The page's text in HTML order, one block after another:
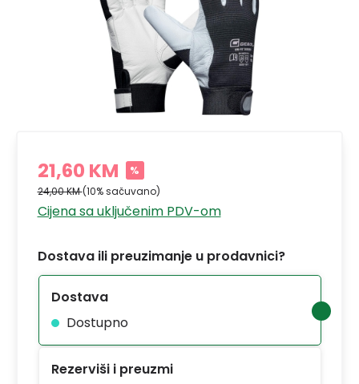
21,60 KM %
24,00 KM(10% sačuvano)
Cijena sa uključenim PDV-om
Dostava ili preuzimanje u prodavnici?
Dostava
Dostupno
Rezerviši i preuzmi